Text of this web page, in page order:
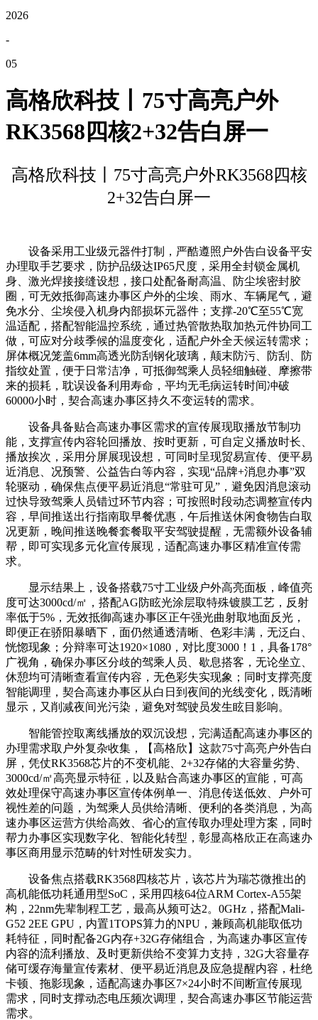
2026
-
05
高格欣科技丨75寸高亮户外
RK3568四核2+32告白屏一
高格欣科技丨75寸高亮户外RK3568四核
2+32告白屏一
设备采用工业级元器件打制，严酷遵照户外告白设备平安
办理取手艺要求，防护品级达IP65尺度，采用全封锁金属机
身、激光焊接接缝设想，接口处配备耐高温、防尘埃密封胶
圈，可无效抵御高速办事区户外的尘埃、雨水、车辆尾气，避
免水分、尘埃侵入机身内部损坏元器件；支撑-20℃至55℃宽
温适配，搭配智能温控系统，通过热管散热取加热元件协同工
做，可应对分歧季候的温度变化，适配户外全天候运转需求；
屏体概况笼盖6mm高透光防刮钢化玻璃，颠末防污、防刮、防
指纹处置，便于日常洁净，可抵御驾乘人员轻细触碰、摩擦带
来的损耗，耽误设备利用寿命，平均无毛病运转时间冲破
60000小时，契合高速办事区持久不变运转的需求。
设备具备贴合高速办事区需求的宣传展现取播放节制功
能，支撑宣传内容轮回播放、按时更新，可自定义播放时长、
播放挨次，采用分屏展现设想，可同时呈现贸易宣传、便平易
近消息、况预警、公益告白等内容，实现“品牌+消息办事”双
轮驱动，确保焦点便平易近消息“常驻可见”，避免因消息滚动
过快导致驾乘人员错过环节内容；可按照时段动态调整宣传内
容，早间推送出行指南取早餐优惠，午后推送休闲食物告白取
况更新，晚间推送晚餐套餐取平安驾驶提醒，无需额外设备辅
帮，即可实现多元化宣传展现，适配高速办事区精准宣传需
求。
显示结果上，设备搭载75寸工业级户外高亮面板，峰值亮
度可达3000cd/㎡，搭配AG防眩光涂层取特殊镀膜工艺，反射
率低于5%，无效抵御高速办事区正午强光曲射取地面反光，
即便正在骄阳暴晒下，面仍然通透清晰、色彩丰满，无泛白、
恍惚现象；分辩率可达1920×1080，对比度3000！1，具备178°
广视角，确保办事区分歧的驾乘人员、歇息搭客，无论坐立、
休憩均可清晰查看宣传内容，无色彩失实现象；同时支撑亮度
智能调理，契合高速办事区从白日到夜间的光线变化，既清晰
显示，又削减夜间光污染，避免对驾驶员发生眩目影响。
智能管控取离线播放的双沉设想，完满适配高速办事区的
办理需求取户外复杂收集，【高格欣】这款75寸高亮户外告白
屏，凭仗RK3568芯片的不变机能、2+32存储的大容量劣势、
3000cd/㎡高亮显示特征，以及贴合高速办事区的宣能，可高
效处理保守高速办事区宣传体例单一、消息传送低效、户外可
视性差的问题，为驾乘人员供给清晰、便利的各类消息，为高
速办事区运营方供给高效、省心的宣传取办理处理方案，同时
帮力办事区实现数字化、智能化转型，彰显高格欣正在高速办
事区商用显示范畴的针对性研发实力。
设备焦点搭载RK3568四核芯片，该芯片为瑞芯微推出的
高机能低功耗通用型SoC，采用四核64位ARM Cortex-A55架
构，22nm先辈制程工艺，最高从频可达2。0GHz，搭配Mali-
G52 2EE GPU，内置1TOPS算力的NPU，兼顾高机能取低功
耗特征，同时配备2G内存+32G存储组合，为高速办事区宣传
内容的流利播放、及时更新供给不变算力支持，32G大容量存
储可缓存海量宣传素材、便平易近消息及应急提醒内容，杜绝
卡顿、拖影现象，适配高速办事区7×24小时不间断宣传展现
需求，同时支撑动态电压频次调理，契合高速办事区节能运营
需求。